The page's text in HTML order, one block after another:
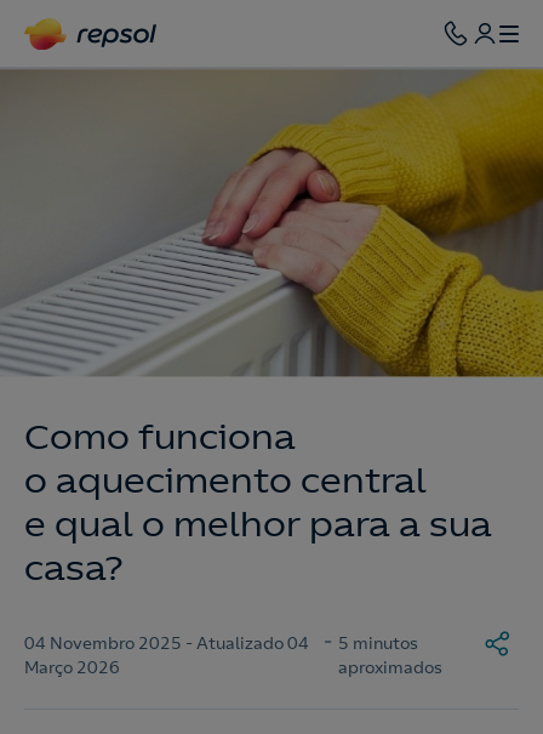
Como funciona
o aquecimento central
e qual o melhor para a sua
casa?
04 Novembro 2025 - Atualizado 04
Março 2026
- 5 minutos
aproximados